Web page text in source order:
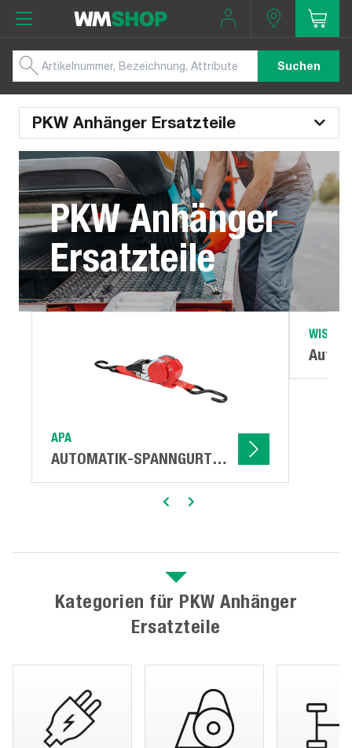
Suchen
PKW Anhänger Ersatzteile
PKW Anhänger
Ersatzteile
APA
AUTOMATIK-SPANNGURT
500kg
WISTRA
Kategorien für PKW Anhänger
Ersatzteile